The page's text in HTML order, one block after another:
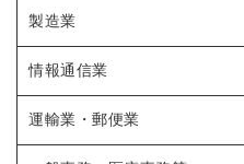
製造業
情報通信業
運輸業・郵便業